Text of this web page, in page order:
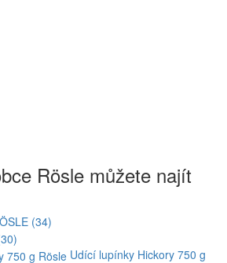
Rösle můžete najít
(34)
Udící lupínky Hickory 750 g